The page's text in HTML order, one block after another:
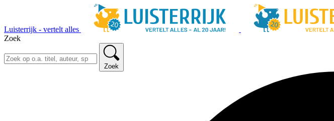
Luisterrijk - vertelt alles
Zoek
Zoek